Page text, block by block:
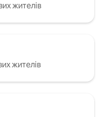
жителів
жителів